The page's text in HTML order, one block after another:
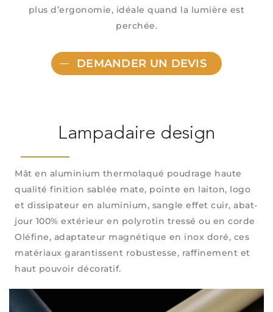
plus d’ergonomie, idéale quand la lumière est
perchée.
DEMANDER UN DEVIS
Lampadaire design
Mât en aluminium thermolaqué poudrage haute
qualité finition sablée mate, pointe en laiton, logo
et dissipateur en aluminium, sangle effet cuir, abat-
jour 100% extérieur en polyrotin tressé ou en corde
Oléfine, adaptateur magnétique en inox doré, ces
matériaux garantissent robustesse, raffinement et
haut pouvoir décoratif.